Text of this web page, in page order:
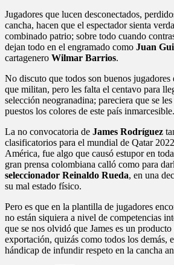
Jugadores que lucen desconectados,
cancha, hacen que el espectador sienta
combinado patrio; sobre todo cuando
dejan todo en el engramado como Juan
cartagenero Wilmar Barrios.
No discuto que todos son buenos jugadores
que militan, pero les falta el centavo para
selección neogranadina; pareciera que se
puestos los colores de este país inmarcesible.
La no convocatoria de James Rodríguez
clasificatorios para el mundial de Qatar
América, fue algo que causó estupor en
gran prensa colombiana calló como para
seleccionador Reinaldo Rueda, en una
su mal estado físico.
Pero es que en la plantilla de jugadores
no están siquiera a nivel de competencias
que se nos olvidó que James es un
exportación, quizás como todos los demás,
hándicap de infundir respeto en la cancha